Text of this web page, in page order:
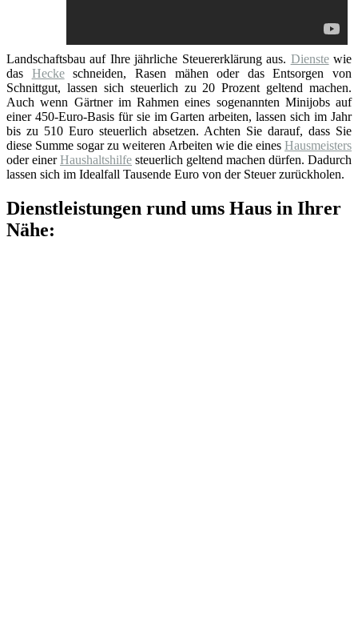
Landschaftsbau auf Ihre jährliche Steuererklärung aus. Dienstewie
das Heckeschneiden, Rasen mähen oder das Entsorgen von
Schnittgut, lassen sich steuerlich zu 20 Prozent geltend machen.
Auch wenn Gärtner im Rahmen eines sogenannten Minijobs auf
einer 450-Euro-Basis für sie im Garten arbeiten, lassen sich im Jahr
bis zu 510 Euro steuerlich absetzen. Achten Sie darauf, dass Sie
diese Summe sogar zu weiteren Arbeiten wie die eines Hausmeisters
oder einerHaushaltshilfe steuerlich geltend machen dürfen. Dadurch
lassen sich im Idealfall Tausende Euro von der Steuer zurückholen.
Dienstleistungen rund ums Haus in Ihrer
Nähe: